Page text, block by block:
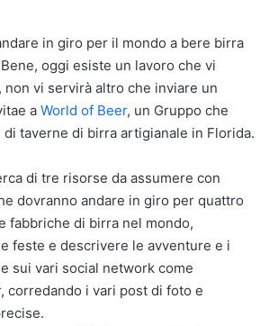
in giro per il mondo a bere birra
oggi esiste un lavoro che vi
vi servirà altro che inviare un
a World of Beer, un Gruppo che
taverne di birra artigianale in Florida.
di tre risorse da assumere con
dovranno andare in giro per quattro
fabbriche di birra nel mondo,
feste e descrivere le avventure e i
sui vari social network come
corredando i vari post di foto e